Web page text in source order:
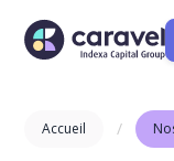
Accueil /